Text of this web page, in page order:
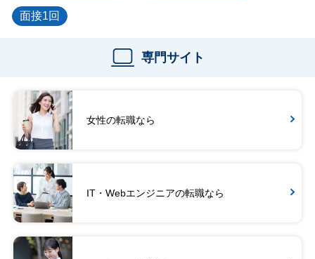
面接1回
専門サイト
女性の転職なら
IT・Webエンジニアの転職なら